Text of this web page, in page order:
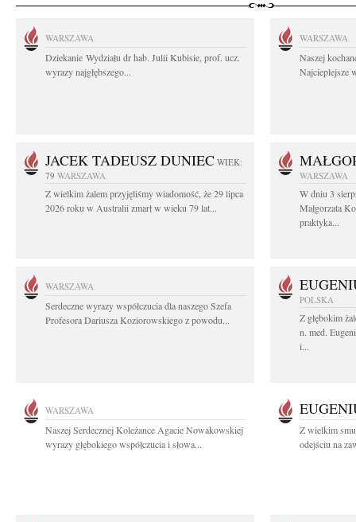
WARSZAWA
Dziekanie Wydziału dr hab. Julii Kubisie, prof. ucz.
wyrazy najgłębszego...
WARSZAWA
Naszej
Najcieplejsze
JACEK TADEUSZ DUNIEC WIEK:
79 WARSZAWA
Z wielkim żalem przyjęliśmy wiadomość, że 29 lipca
2026 roku w Australii zmarł w wieku 79 lat...
WARSZAWA
W dniu 3
Małgorzata
praktyka...
WARSZAWA
Serdeczne wyrazy współczucia dla naszego Szefa
Profesora Dariusza Koziorowskiego z powodu...
POLSKA
Z głębokim
n. med.
i...
WARSZAWA
Naszej Serdecznej Koleżance Agacie Nowakowskiej
wyrazy głębokiego współczucia i słowa...
Z wielkim
odejściu na